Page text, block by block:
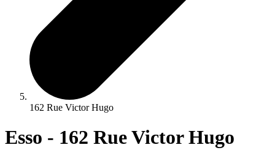
162 Rue Victor Hugo
Esso - 162 Rue Victor Hugo